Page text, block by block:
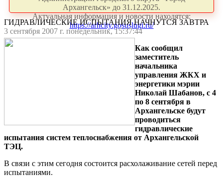
Архангельск» до 31.12.2025.
Актуальная информация и новости находятся:
https://arhcity.gosuslugi.ru/
ГИДРАВЛИЧЕСКИЕ ИСПЫТАНИЯ НАЧНУТСЯ ЗАВТРА
3 сентября 2007 г. понедельник, 15:37:44
Как сообщил
заместитель
начальника
управления ЖКХ и
энергетики мэрии
Николай Шабанов, с 4
по 8 сентября в
Архангельске будут
проводиться
гидравлические
испытания систем теплоснабжения от Архангельской
ТЭЦ.
В связи с этим сегодня состоится расхолаживание сетей перед
испытаниями.